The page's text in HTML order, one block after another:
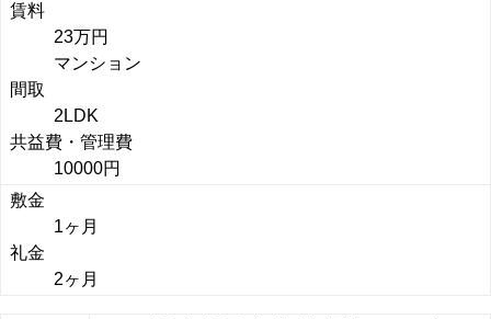
賃料
23万円
マンション
間取
2LDK
共益費・管理費
10000円
敷金
1ヶ月
礼金
2ヶ月